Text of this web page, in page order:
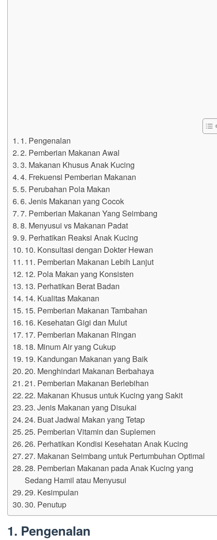
1. Pengenalan
2. Pemberian Makanan Awal
3. Makanan Khusus Anak Kucing
4. Frekuensi Pemberian Makanan
5. Perubahan Pola Makan
6. Jenis Makanan yang Cocok
7. Pemberian Makanan Yang Seimbang
8. Menyusui vs Makanan Padat
9. Perhatikan Reaksi Anak Kucing
10. Konsultasi dengan Dokter Hewan
11. Pemberian Makanan Lebih Lanjut
12. Pola Makan yang Konsisten
13. Perhatikan Berat Badan
14. Kualitas Makanan
15. Pemberian Makanan Tambahan
16. Kesehatan Gigi dan Mulut
17. Pemberian Makanan Ringan
18. Minum Air yang Cukup
19. Kandungan Makanan yang Baik
20. Menghindari Makanan Berbahaya
21. Pemberian Makanan Berlebihan
22. Makanan Khusus untuk Kucing yang Sakit
23. Jenis Makanan yang Disukai
24. Buat Jadwal Makan yang Tetap
25. Pemberian Vitamin dan Suplemen
26. Perhatikan Kondisi Kesehatan Anak Kucing
27. Makanan Seimbang untuk Pertumbuhan Optimal
28. Pemberian Makanan pada Anak Kucing yang
Sedang Hamil atau Menyusui
29. Kesimpulan
30. Penutup
1. Pengenalan